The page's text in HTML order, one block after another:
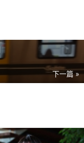
下一篇 »